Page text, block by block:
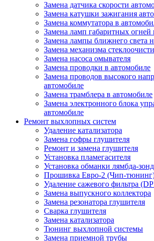
Замена датчика скорости
Замена катушки зажигания
Замена коммутатора в
Замена ламп габаритных огней
Замена лампы ближнего света
Замена механизма
Замена насоса омывателя
Замена проводки в автомобиле
Замена проводов высокого
автомобиле
Замена трамблера в автомобиле
Замена электронного блока
автомобиле
Ремонт выхлопных систем
Удаление катализатора
Замена гофры глушителя
Ремонт и замена глушителя
Установка пламегасителя
Установка обманки лямбда-
Прошивка Евро-2 (Чип-
Удаление сажевого фильтра
Замена выпускного коллектора
Замена резонатора глушителя
Сварка глушителя
Замена катализатора
Тюнинг выхлопной системы
Замена приемной трубы